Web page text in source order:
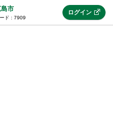
市
ド : 7909
バンク)
ログイン